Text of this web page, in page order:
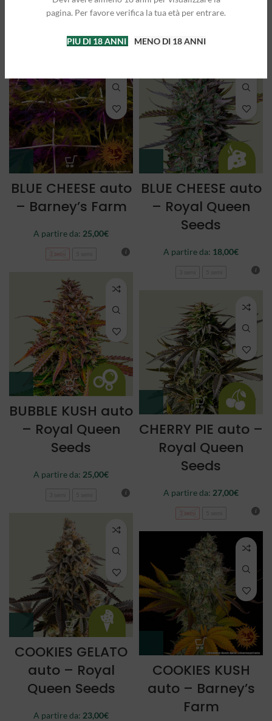
pagina. Per favore verifica la tua età per entrare.
PIU DI 18 ANNI MENO DI 18 ANNI
A partire da:25,00€ A partire da:21,50
BLUE CHEESE auto
– Barney’s Farm
A partire da: 25,00€
3 semi
BLUE CHEESE auto
– Royal Queen
Seeds
A partire da: 18,00€
BUBBLE KUSH auto
– Royal Queen
Seeds
A partire da: 25,00€
CHERRY PIE auto –
Royal Queen
Seeds
A partire da: 27,00€
3 semi
COOKIES GELATO
auto – Royal
Queen Seeds
A partire da: 23,00€
COOKIES KUSH
auto – Barney’s
Farm